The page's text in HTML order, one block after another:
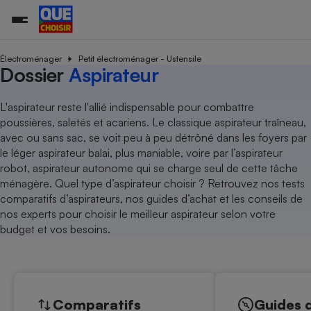
Électroménager Petit électroménager - Ustensile
Dossier Aspirateur
L'aspirateur reste l'allié indispensable pour combattre
poussières, saletés et acariens. Le classique aspirateur traîneau,
avec ou sans sac, se voit peu à peu détrôné dans les foyers par
le léger aspirateur balai, plus maniable, voire par l’aspirateur
robot, aspirateur autonome qui se charge seul de cette tâche
ménagère. Quel type d’aspirateur choisir ? Retrouvez nos tests
comparatifs d’aspirateurs, nos guides d’achat et les conseils de
nos experts pour choisir le meilleur aspirateur selon votre
budget et vos besoins.
Comparatifs Guides
Produit alimentaire
Magasin - Grande surface
Marketing - Fidélisation
Organismes de défense
Système judiciairegratuit
Air
Déchet
Achat - Vente - Travaux
Copropriété
Location
Sport
Vacances - Tourisme
électrique
Démarche administrative
Famille
Senior
Service marchand
Train
Transport aérien
Toutes les actualités
Enquêtes
Guides d'achat
Conseils
Brèves
Tous les services
Soumettre un litige
Lettres types
Rencontrer une association locale
Tous nos combats
Nos actions
Nos grandes victoires
Les billets de la présidente
Nos associations locales
Nous rejoindre
En savoir plus sur Que Choisir Ensemble
?
L’association
Nos missions
Notre méthodologie
Notre financement
Nos partenaires
Nous rejoindre